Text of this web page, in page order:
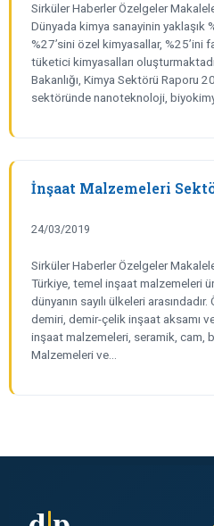
Sirküler Haberler Özelgeler
Dünyada kimya sanayinin yaklaşık
%27’sini özel kimyasallar, %25’ini
tüketici kimyasalları
Bakanlığı, Kimya Sektörü Raporu
sektöründe nanoteknoloji,
İnşaat Malzemeleri
24/03/2019
Sirküler Haberler Özelgeler
Türkiye, temel inşaat malzemeleri
dünyanın sayılı ülkeleri
demiri, demir-çelik inşaat aksamı
inşaat malzemeleri, seramik, cam,
Malzemeleri ve…